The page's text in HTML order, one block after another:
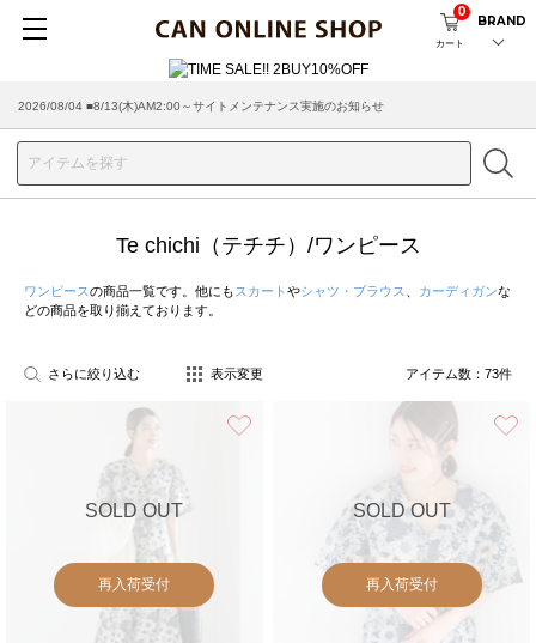
カート
0
BRAND
2026/08/04 ■8/13(木)AM2:00～サイトメンテナンス実施のお知らせ
Te chichi（テチチ）/ワンピース
ワンピースの商品一覧です。他にも スカート やシャツ・ブラウス カーディガンな
どの商品を取り揃えております。
さらに絞り込む 表示変更 アイテム数： 73件
SOLD OUT
再入荷受付
SOLD OUT
再入荷受付